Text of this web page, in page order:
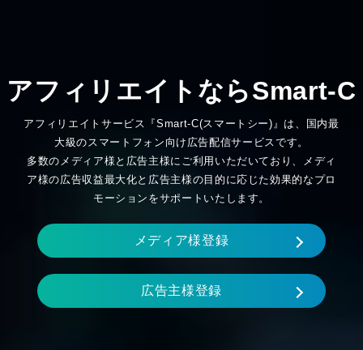
アフィリエイトならSmart-C
アフィリエイトサービス『Smart-C(スマートシー)』は、
国内最
大級のスマートフォン向け広告配信サービスです。
多数のメディア様と広告主様にご利用いただいており、メディ
ア様の広告収益最大化と 広告主様の目的に応じた効果的なプロ
モーションをサポートいたします。
メディア様登録
広告主様登録